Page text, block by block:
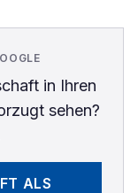
in Ihren
sehen?
ALS